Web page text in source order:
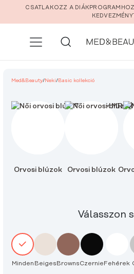
Ugrás a fő tartalomra
CSATLAKOZZ A
Med&Beauty/Neki/Basic kollekció
Orvosi blúzok Orvosi blúzok
Válasszon
Minden BeigesBrownsCzernieFehérek